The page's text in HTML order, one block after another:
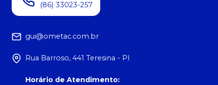
(86) 33023-257
gui@ometac.com.br
Rua Barroso, 441 Teresina - PI
Horário de Atendimento: